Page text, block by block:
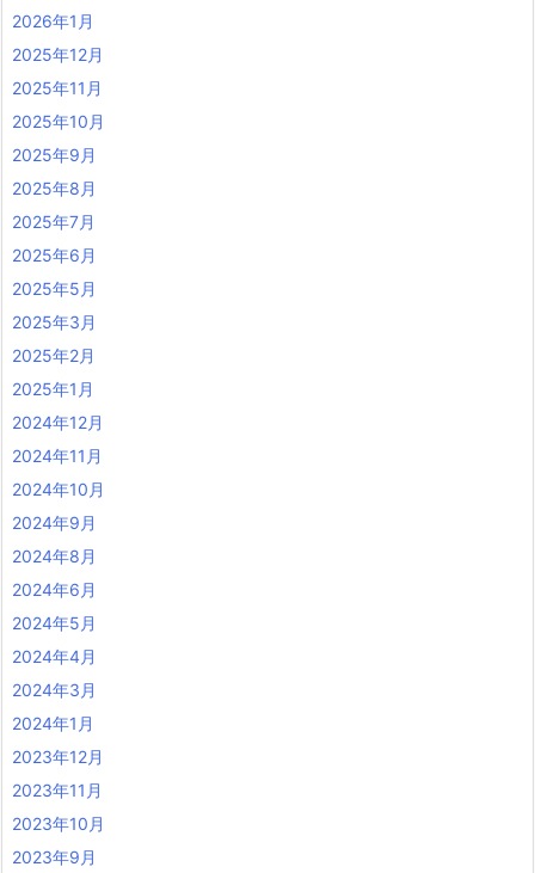
2026年1月
2025年12月
2025年11月
2025年10月
2025年9月
2025年8月
2025年7月
2025年6月
2025年5月
2025年3月
2025年2月
2025年1月
2024年12月
2024年11月
2024年10月
2024年9月
2024年8月
2024年6月
2024年5月
2024年4月
2024年3月
2024年1月
2023年12月
2023年11月
2023年10月
2023年9月